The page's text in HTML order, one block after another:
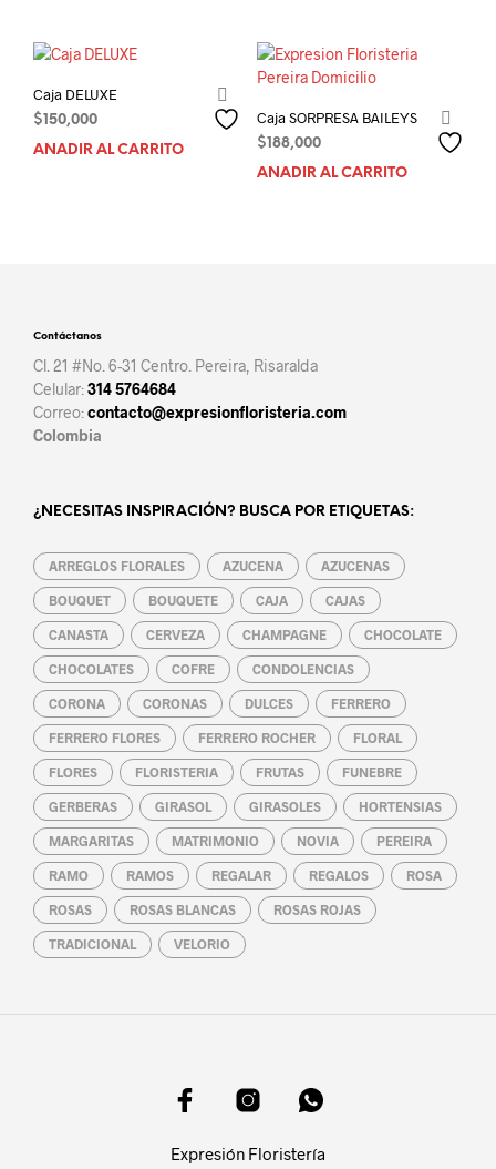
Caja DELUXE
$150,000
AÑADIR AL CARRITO
Caja SORPRESA BAILEYS
$188,000
AÑADIR AL CARRITO
Contáctanos
Cl. 21 #No. 6-31 Centro. Pereira, Risaralda
Celular:314 5764684
Correo:contacto@expresionfloristeria.com
Colombia
¿NECESITAS INSPIRACIÓN? BUSCA POR ETIQUETAS:
ARREGLOS FLORALES AZUCENA AZUCENAS
BOUQUET BOUQUETE CAJA CAJAS
CANASTA CERVEZA CHAMPAGNE CHOCOLATE
CHOCOLATES COFRE CONDOLENCIAS
CORONA CORONAS DULCES FERRERO
FERRERO FLORES FERRERO ROCHER FLORAL
FLORES FLORISTERIA FRUTAS FUNEBRE
GERBERAS GIRASOL GIRASOLES HORTENSIAS
MARGARITAS MATRIMONIO NOVIA PEREIRA
RAMO RAMOS REGALAR REGALOS ROSA
ROSAS ROSAS BLANCAS ROSAS ROJAS
TRADICIONAL VELORIO
Expresión Floristería